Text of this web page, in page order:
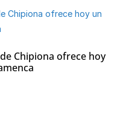
Chipiona ofrece hoy